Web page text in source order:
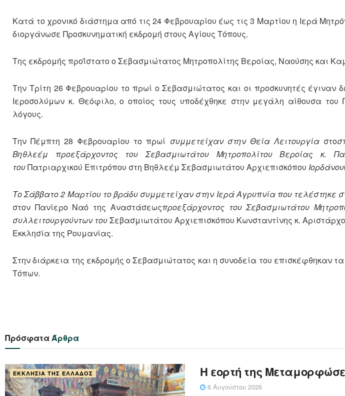
Κατά το χρονικό διάστημα από τις 24 Φεβρουαρίου έως τις 3 Μαρτίου η Ιερά
διοργάνωσε Προσκυνηματική εκδρομή στους Αγίους Τόπους.
Της εκδρομής προΐστατο ο Σεβασμιώτατος Μητροπολίτης Βεροίας, Ναούσης και
Την Τρίτη 26 Φεβρουαρίου το πρωί ο Σεβασμιώτατος και οι προσκυνητές έγιναν
Ιεροσολύμων κ. Θεόφιλο, ο οποίος τους υποδέχθηκε στην μεγάλη αίθουσα του
λόγους.
Την Πέμπτη 28 Φεβρουαρίου το πρωί συμμετείχαν στην Θεία Λειτουργία στο
Βηθλεέμ προεξάρχοντος του Σεβασμιωτάτου Μητροπολίτου Βεροίας κ.
τουΠατριαρχικού Επιτρόπου στη Βηθλεέμ Σεβασμιωτάτου Αρχιεπισκόπου Ιορδάνου
Το Σάββατο 2 Μαρτίου το βράδυ συμμετείχαν στην Ιερά Αγρυπνία που τελέστηκε σ
στον Πανίερο Ναό της Αναστάσεωςπροεξάρχοντος του Σεβασμιωτάτου
συλλειτουργούντων τουΣεβασμιωτάτου Αρχιεπισκόπου Κωνσταντίνης κ.
Εκκλησία της Ρουμανίας.
Στην διάρκεια της εκδρομής ο Σεβασμιώτατος και η συνοδεία του επισκέφθηκαν
Τόπων.
ΠρόσφαταΆρθρα
ΕΚΚΛΗΣΊΑ ΤΗΣ ΕΛΛΆΔΟΣ Η εορτή της
6 Αυγούστου 2026